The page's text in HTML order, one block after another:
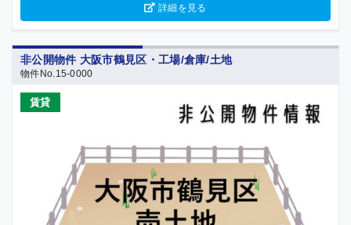
詳細を見る
非公開物件 大阪市鶴見区・工場/倉庫/土地
物件No.15-0000
売買
賃貸